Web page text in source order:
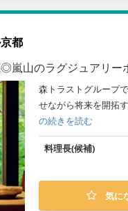
都
山のラグジュアリー
森トラストグループ
せながら将来を開拓
の続きを読む
料理長(候補)
気に